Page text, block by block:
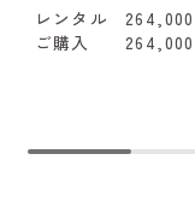
レンタル 264,000
ご購入 264,000